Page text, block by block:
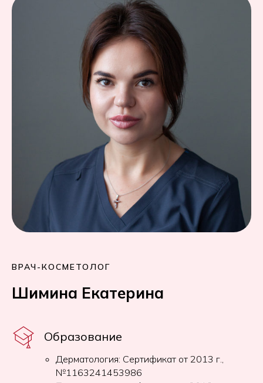
ВРАЧ-КОСМЕТОЛОГ
Шимина Екатерина
Образование
Дерматология: Сертификат от 2013 г.,
№1163241453986